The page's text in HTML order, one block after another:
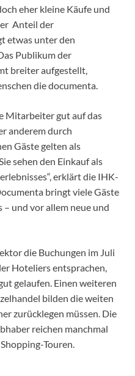
eher kleine Käufe und
Anteil der
etwas unter den
Publikum der
breiter aufgestellt,
die documenta.
Mitarbeiter gut auf das
anderem durch
Gäste gelten als
sehen den Einkauf als
erklärt die IHK-
bringt viele Gäste
– und vor allem neue und
die Buchungen im Juli
Hoteliers entsprachen,
gelaufen. Einen weiteren
bilden die weiten
zurücklegen müssen. Die
reichen manchmal
Touren.